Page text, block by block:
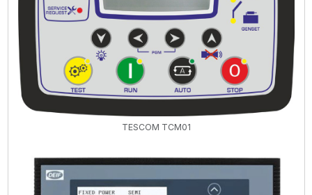
TESCOM TCM01